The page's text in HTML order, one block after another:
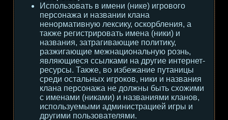
Использовать в имени (нике) игрового
персонажа и названии клана
ненормативную лексику, оскорбления, а
также регистрировать имена (ники) и
названия, затрагивающие политику,
разжигающие межнациональную рознь,
являющиеся ссылками на другие интернет-
ресурсы. Также, во избежание путаницы
среди остальных игроков, ники и названия
клана персонажа не должны быть схожими
с именами (никами) и названиями кланов,
используемыми администрацией игры и
другими пользователями.